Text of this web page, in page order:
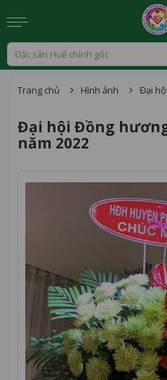
Trang chủ Hình ảnh Đại
Đại hội Đồng
năm 2022